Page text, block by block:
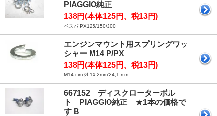
PIAGGIO純正
138円(本体125円、税13円)
ベスパ PX125/150/200
エンジンマウント用スプリングワッ
シャー M14 P/PX
138円(本体125円、税13円)
M14 mm Ø 14,2mm/24,1 mm
667152 ディスクローターボル
ト PIAGGIO純正 ★1本の価格で
す B